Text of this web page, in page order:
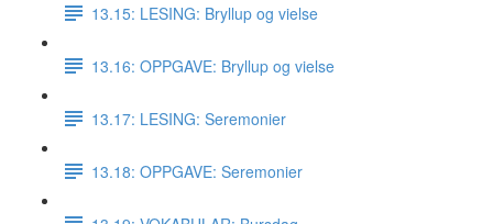
13.15: LESING: Bryllup og vielse
13.16: OPPGAVE: Bryllup og vielse
13.17: LESING: Seremonier
13.18: OPPGAVE: Seremonier